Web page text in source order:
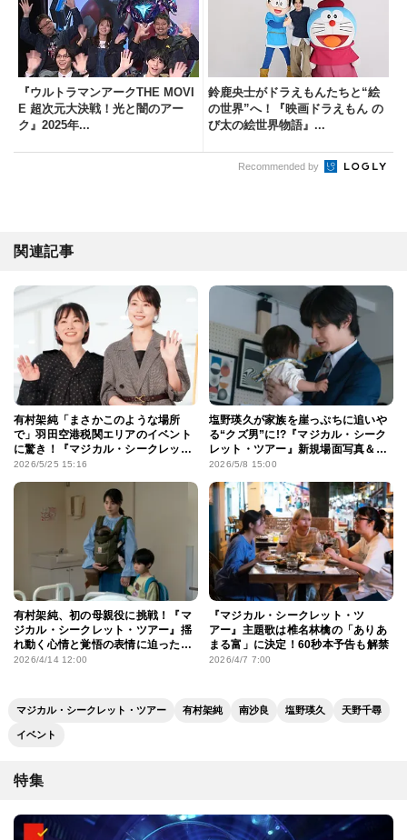
『ウルトラマンアークTHE MOVI
E 超次元大決戦！光と闇のアー
ク』2025年...
鈴鹿央士がドラえもんたちと“絵
の世界”へ！『映画ドラえもん の
び太の絵世界物語』...
Recommended by
関連記事
有村架純「まさかこのような場所
で」羽田空港税関エリアのイベント
に驚き！『マジカル・シークレッ
ト・ツアー』が映画史上初コラボを
2026/5/25 15:16
塩野瑛久が家族を崖っぷちに追いや
る“クズ男”に!?『マジカル・シーク
レット・ツアー』新規場面写真＆メ
イキング写真
2026/5/8 15:00
有村架純、初の母親役に挑戦！『マ
ジカル・シークレット・ツアー』揺
れ動く心情と覚悟の表情に迫った場
面写真
2026/4/14 12:00
『マジカル・シークレット・ツ
アー』主題歌は椎名林檎の「ありあ
まる富」に決定！60秒本予告も解禁
2026/4/7 7:00
マジカル・シークレット・ツアー 有村架純 南沙良 塩野瑛久 天野千尋
イベント
特集